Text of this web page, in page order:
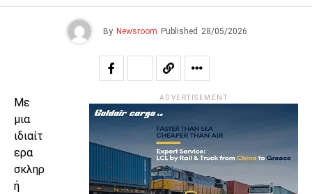
By Newsroom Published 28/05/2026
Με
μια
ιδιαίτ
ερα
σκληρ
ή
ADVERTISEMENT